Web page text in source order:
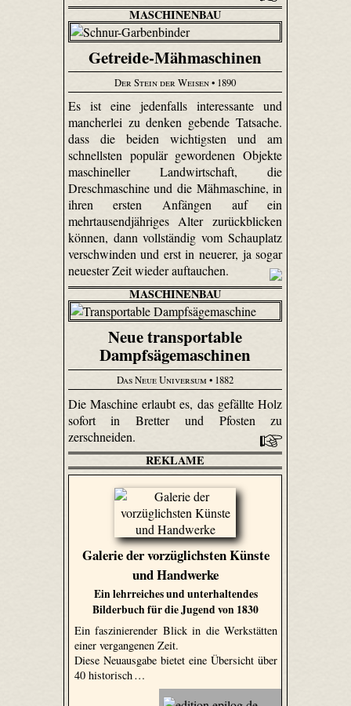
MASCHINENBAU
Getreide-Mähmaschinen
Der Stein der Weisen• 1890
Es ist eine jedenfalls interessante und
mancherlei zu denken gebende Tatsache.
dass die beiden wichtigsten und am
schnellsten populär gewordenen Objekte
maschineller Landwirtschaft, die
Dreschmaschine und die Mähmaschine, in
ihren ersten Anfängen auf ein
mehrtausendjähriges Alter zurückblicken
können, dann vollständig vom Schauplatz
verschwinden und erst in neuerer, ja sogar
neuester Zeit wieder auftauchen.
MASCHINENBAU
Neue transportable
Dampfsägemaschinen
Das Neue Universum • 1882
Die Maschine erlaubt es, das gefällte Holz
sofort in Bretter und Pfosten zu
zerschneiden.
REKLAME
Galerie der vorzüglichsten Künste
und Handwerke
Ein lehrreiches und unterhaltendes
Bilderbuch für die Jugend von 1830
Ein faszinierender Blick in die Werkstätten
einer vergangenen Zeit.
Diese Neuausgabe bietet eine Übersicht über
40 historisch …